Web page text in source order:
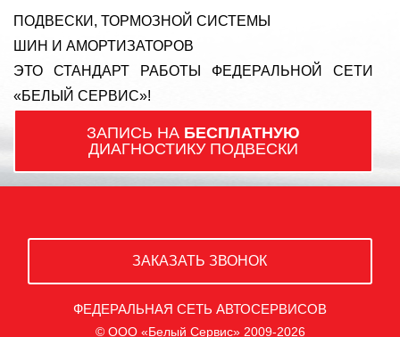
ПОДВЕСКИ, ТОРМОЗНОЙ СИСТЕМЫ
ШИН И АМОРТИЗАТОРОВ
ЭТО СТАНДАРТ РАБОТЫ ФЕДЕРАЛЬНОЙ СЕТИ
«БЕЛЫЙ СЕРВИС»!
ЗАПИСЬ НА БЕСПЛАТНУЮ
ДИАГНОСТИКУ ПОДВЕСКИ
ЗАКАЗАТЬ ЗВОНОК
ФЕДЕРАЛЬНАЯ СЕТЬ АВТОСЕРВИСОВ
© ООО «Белый Сервис» 2009-2026